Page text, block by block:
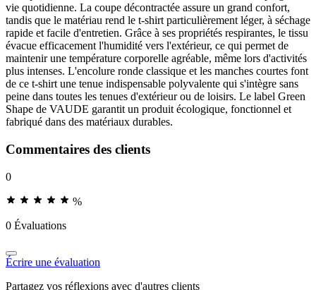
vie quotidienne. La coupe décontractée assure un grand confort,
tandis que le matériau rend le t-shirt particulièrement léger, à séchage
rapide et facile d'entretien. Grâce à ses propriétés respirantes, le tissu
évacue efficacement l'humidité vers l'extérieur, ce qui permet de
maintenir une température corporelle agréable, même lors d'activités
plus intenses. L'encolure ronde classique et les manches courtes font
de ce t-shirt une tenue indispensable polyvalente qui s'intègre sans
peine dans toutes les tenues d'extérieur ou de loisirs. Le label Green
Shape de VAUDE garantit un produit écologique, fonctionnel et
fabriqué dans des matériaux durables.
Commentaires des clients
0
%
0 Évaluations
Écrire une évaluation
Partagez vos réflexions avec d'autres clients